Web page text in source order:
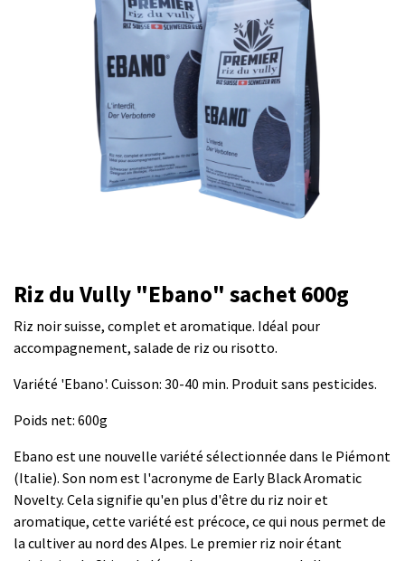
Riz du Vully "Ebano" sachet 600g
Riz noir suisse, complet et aromatique. Idéal pour
accompagnement, salade de riz ou risotto.
Variété 'Ebano'. Cuisson: 30-40 min. Produit sans pesticides.
Poids net: 600g
Ebano est une nouvelle variété sélectionnée dans le Piémont
(Italie). Son nom est l'acronyme de Early Black Aromatic
Novelty. Cela signifie qu'en plus d'être du riz noir et
aromatique, cette variété est précoce, ce qui nous permet de
la cultiver au nord des Alpes. Le premier riz noir étant